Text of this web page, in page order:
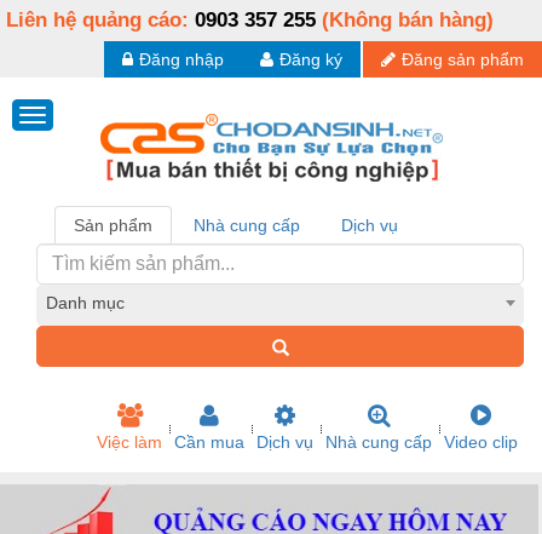
Liên hệ quảng cáo: 0903 357 255 (Không bán hàng)
Đăng sản phẩm
Đăng ký
Đăng nhập
Sản phẩm Nhà cung cấp Dịch vụ
Danh mục
Việc làm Cần mua Dịch vụ Nhà cung cấp Video clip